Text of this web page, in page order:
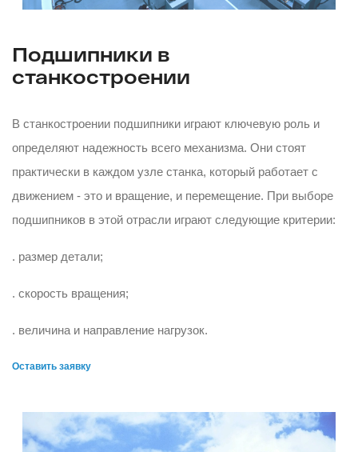
Подшипники в
станкостроении
В станкостроении подшипники играют ключевую роль и
определяют надежность всего механизма. Они стоят
практически в каждом узле станка, который работает с
движением - это и вращение, и перемещение. При выборе
подшипников в этой отрасли играют следующие критерии:
. размер детали;
. скорость вращения;
. величина и направление нагрузок.
Оставить заявку